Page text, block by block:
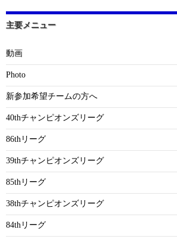
主要メニュー
動画
Photo
新参加希望チームの方へ
40thチャンピオンズリーグ
86thリーグ
39thチャンピオンズリーグ
85thリーグ
38thチャンピオンズリーグ
84thリーグ